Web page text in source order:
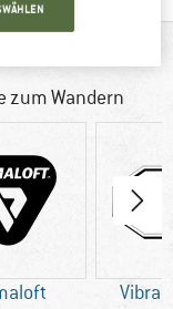
zum Wandern